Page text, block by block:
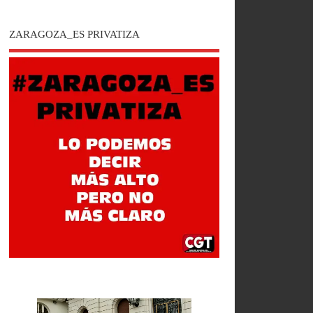
ZARAGOZA_ES PRIVATIZA